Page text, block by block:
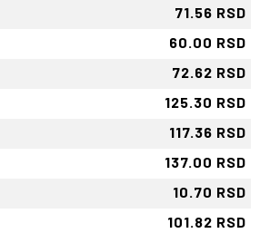
71.56 RSD
60.00 RSD
72.62 RSD
125.30 RSD
117.36 RSD
137.00 RSD
10.70 RSD
101.82 RSD